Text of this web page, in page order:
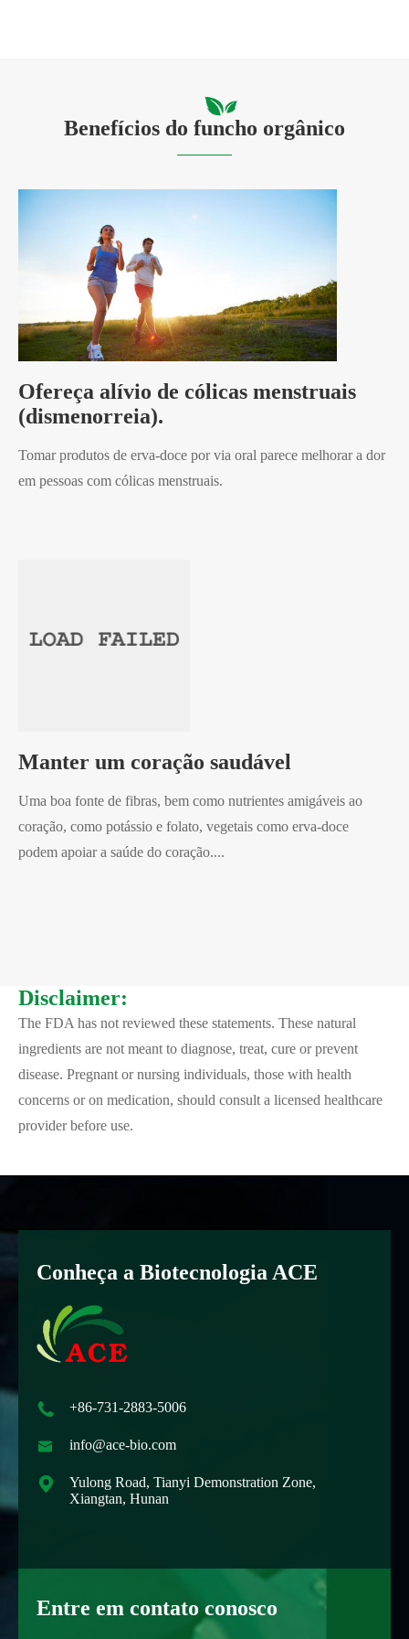
Benefícios do funcho orgânico
Ofereça alívio de cólicas menstruais
(dismenorreia).
Tomar produtos de erva-doce por via oral parece melhorar a dor
em pessoas com cólicas menstruais.
Manter um coração saudável
Uma boa fonte de fibras, bem como nutrientes amigáveis ao
coração, como potássio e folato, vegetais como erva-doce
podem apoiar a saúde do coração....
Disclaimer:
The FDA has not reviewed these statements. These natural
ingredients are not meant to diagnose, treat, cure or prevent
disease. Pregnant or nursing individuals, those with health
concerns or on medication, should consult a licensed healthcare
provider before use.
Conheça a Biotecnologia ACE
 +86-731-2883-5006
 info@ace-bio.com

Yulong Road, Tianyi Demonstration Zone,
Xiangtan, Hunan
Entre em contato conosco